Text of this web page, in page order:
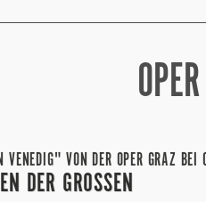
VON DER OPER GRAZ BEI
DER GROSSEN